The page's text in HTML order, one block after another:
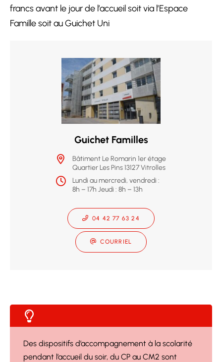
francs avant le jour de l’accueil soit via l’Espace
Famille soit au Guichet Uni
Guichet Familles
Bâtiment Le Romarin 1er étage
Quartier Les Pins 13127 Vitrolles
Lundi au mercredi, vendredi :
8h – 17h Jeudi : 8h – 13h
04 42 77 63 24
COURRIEL
Des dispositifs d’accompagnement à la scolarité
pendant l’accueil du soir, du CP au CM2 sont